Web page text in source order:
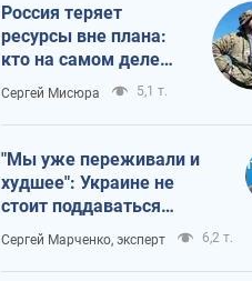
Россия теряет
ресурсы вне плана:
кто на самом деле
диктует темп войны
Сергей Мисюра 5,1 т.
"Мы уже переживали и
худшее": Украине не
стоит поддаваться
отчаянию из-за
ракетного террора
Сергей Марченко, эксперт 6,2 т.